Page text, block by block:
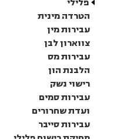
הטרדה מינית
עבירות מין
צווארון לבן
עבירות מס
הלבנת הון
רישוי נשק
עבירות סמים
ועדת שחרורים
עבירות סייבר